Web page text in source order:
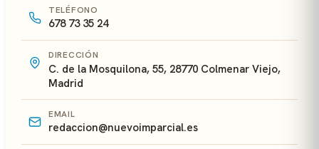
TELÉFONO
678 73 35 24
DIRECCIÓN
C. de la Mosquilona, 55, 28770 Colmenar Viejo,
Madrid
EMAIL
redaccion@nuevoimparcial.es